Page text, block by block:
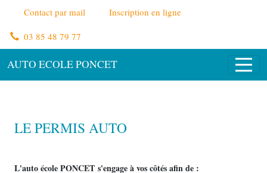
Contact par mail Inscription en ligne
03 85 48 79 77
AUTO ECOLE PONCET
LE PERMIS AUTO
L'auto école PONCET s'engage à vos côtés afin de :